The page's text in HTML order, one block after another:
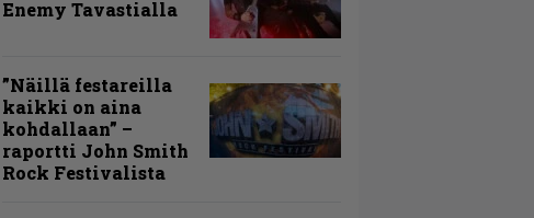
Enemy Tavastialla
”Näillä festareilla
kaikki on aina
kohdallaan” –
raportti John Smith
Rock Festivalista